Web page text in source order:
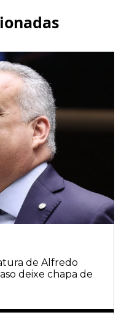
de Alfredo
deixe chapa de